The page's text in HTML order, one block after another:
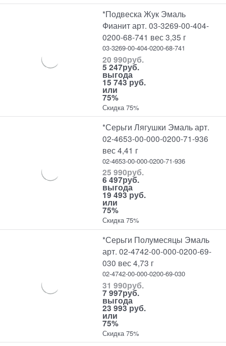
*Подвеска Жук Эмаль
Фианит арт. 03-3269-00-404-
0200-68-741 вес 3,35 г
03-3269-00-404-0200-68-741
20 990руб.
5 247руб.
выгода
15 743 руб.
или
75%
Скидка 75%
*Серьги Лягушки Эмаль арт.
02-4653-00-000-0200-71-936
вес 4,41 г
02-4653-00-000-0200-71-936
25 990руб.
6 497руб.
выгода
19 493 руб.
или
75%
Скидка 75%
*Серьги Полумесяцы Эмаль
арт. 02-4742-00-000-0200-69-
030 вес 4,73 г
02-4742-00-000-0200-69-030
31 990руб.
7 997руб.
выгода
23 993 руб.
или
75%
Скидка 75%